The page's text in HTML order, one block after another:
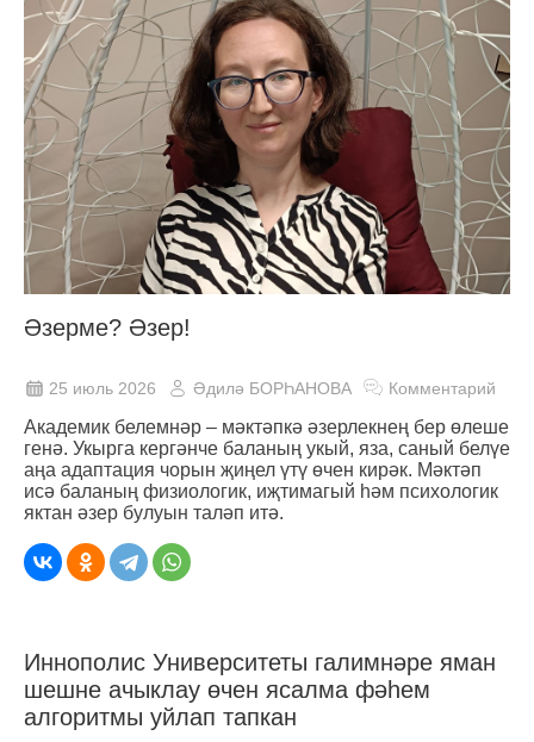
Әзерме? Әзер!
25 июль 2026 Әдилә БОРҺАНОВА Комментарий
Академик белемнәр ‒ мәктәпкә әзерлекнең бер өлеше
генә. Укырга кергәнче баланың укый, яза, саный белүе
аңа адаптация чорын җиңел үтү өчен кирәк. Мәктәп
исә баланың физиологик, иҗтимагый һәм психологик
яктан әзер булуын таләп итә.
Иннополис Университеты галимнәре яман
шешне ачыклау өчен ясалма фәһем
алгоритмы уйлап тапкан